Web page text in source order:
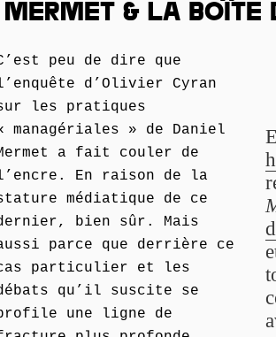
& LA BOÎTE
peu de dire que
d’Olivier Cyran
les pratiques
managériales » de Daniel
a fait couler de
En raison de la
médiatique de ce
bien sûr. Mais
parce que derrière ce
particulier et les
qu’il suscite se
une ligne de